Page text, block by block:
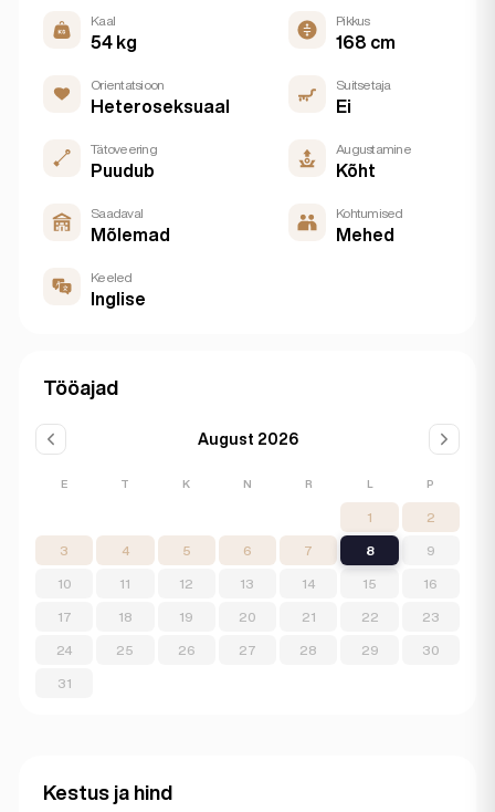
Kaal
54 kg
Pikkus
168 cm
Orientatsioon
Heteroseksuaal
Suitsetaja
Ei
Tätoveering
Puudub
Augustamine
Kõht
Saadaval
Mõlemad
Kohtumised
Mehed
Keeled
Inglise
Tööajad
August 2026
E T K N R L P
1 2
3 4 5 6 7 8 9
10 11 12 13 14 15 16
17 18 19 20 21 22 23
24 25 26 27 28 29 30
31
Kestus ja hind